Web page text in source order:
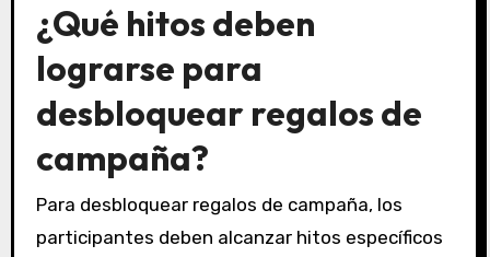
¿Qué hitos deben
lograrse para
desbloquear regalos de
campaña?
Para desbloquear regalos de campaña, los
participantes deben alcanzar hitos específicos